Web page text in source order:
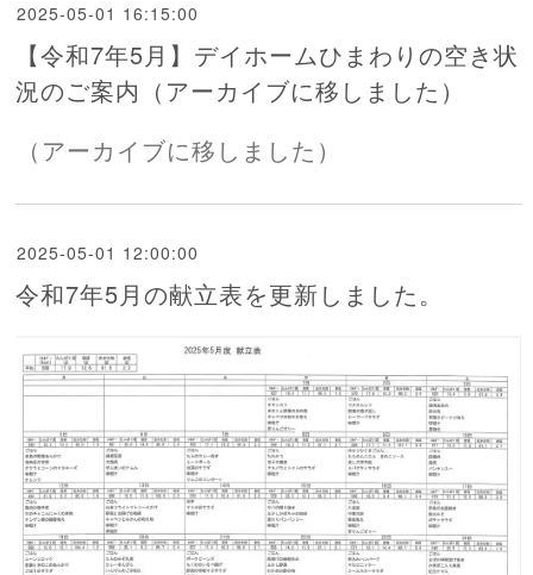
2025-05-01 16:15:00
【令和7年5月】デイホームひまわりの空き状
況のご案内（アーカイブに移しました）
（アーカイブに移しました）
2025-05-01 12:00:00
令和7年5月の献立表を更新しました。